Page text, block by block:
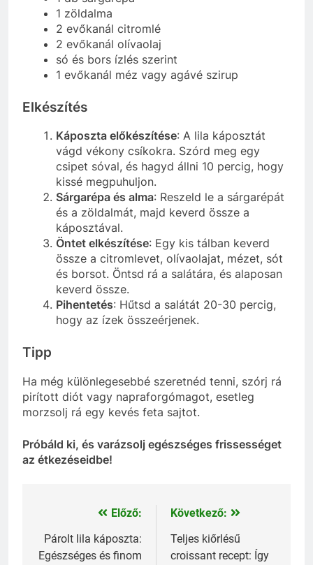
1 zöldalma
2 evőkanál citromlé
2 evőkanál olívaolaj
só és bors ízlés szerint
1 evőkanál méz vagy agávé szirup
Elkészítés
Káposzta előkészítése: A lila káposztát
vágd vékony csíkokra. Szórd meg egy
csipet sóval, és hagyd állni 10 percig, hogy
kissé megpuhuljon.
Sárgarépa és alma: Reszeld le a sárgarépát
és a zöldalmát, majd keverd össze a
káposztával.
Öntet elkészítése: Egy kis tálban keverd
össze a citromlevet, olívaolajat, mézet, sót
és borsot. Öntsd rá a salátára, és alaposan
keverd össze.
Pihentetés: Hűtsd a salátát 20-30 percig,
hogy az ízek összeérjenek.
Tipp
Ha még különlegesebbé szeretnéd tenni, szórj rá
pirított diót vagy napraforgómagot, esetleg
morzsolj rá egy kevés feta sajtot.
Próbáld ki, és varázsolj egészséges frissességet
az étkezéseidbe!
Bejegyzés
navigáció
Előző:
Párolt lila káposzta:
Egészséges és finom
Következő:
Teljes kiőrlésű
croissant recept: Így